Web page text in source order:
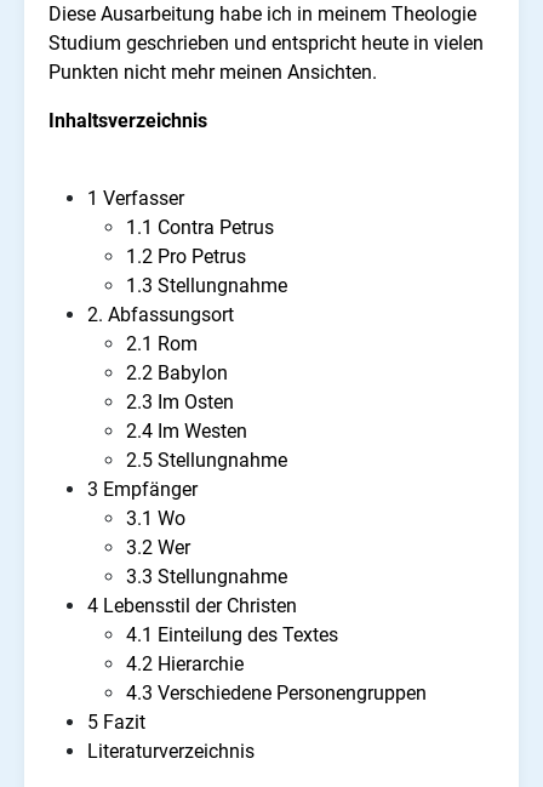
Diese Ausarbeitung habe ich in meinem Theologie
Studium geschrieben und entspricht heute in vielen
Punkten nicht mehr meinen Ansichten.
Inhaltsverzeichnis
1 Verfasser
1.1 Contra Petrus
1.2 Pro Petrus
1.3 Stellungnahme
2. Abfassungsort
2.1 Rom
2.2 Babylon
2.3 Im Osten
2.4 Im Westen
2.5 Stellungnahme
3 Empfänger
3.1 Wo
3.2 Wer
3.3 Stellungnahme
4 Lebensstil der Christen
4.1 Einteilung des Textes
4.2 Hierarchie
4.3 Verschiedene Personengruppen
5 Fazit
Literaturverzeichnis